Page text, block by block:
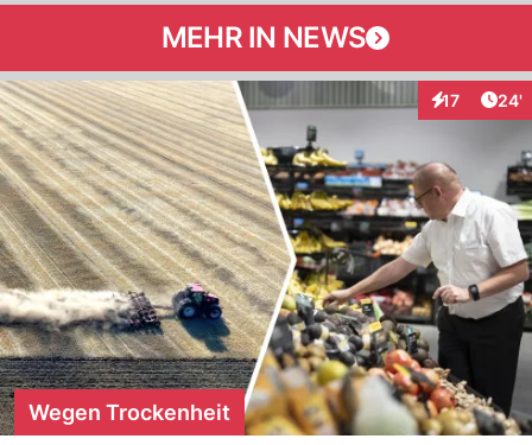
MEHR IN NEWS
17
Interaktionen
24'
Wegen Trockenheit